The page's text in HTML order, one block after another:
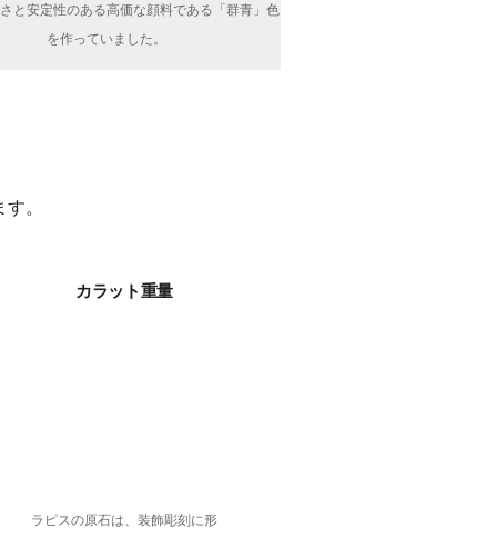
と安定性のある高価な顔料である「群青」色
を作っていました。
。
カラット重量
ラピスの原石は、装飾彫刻に形